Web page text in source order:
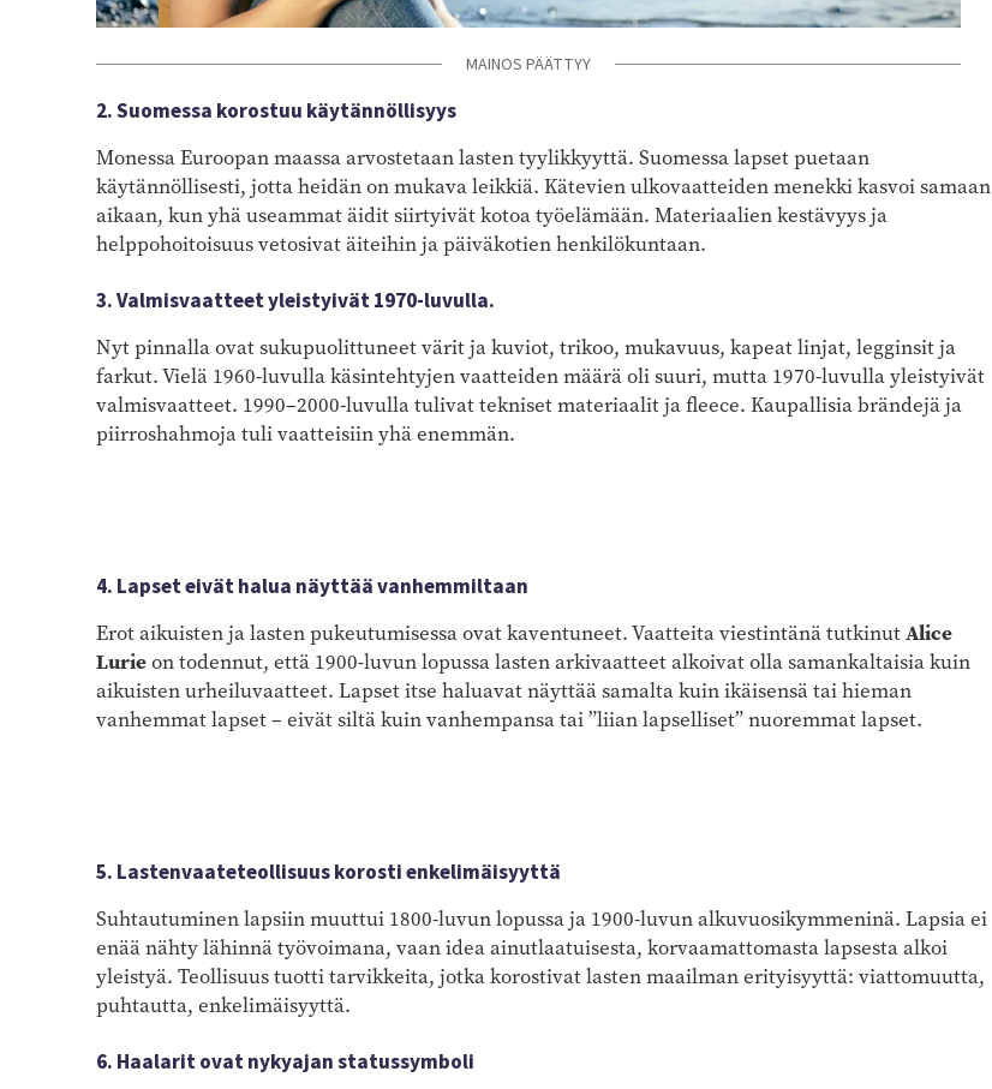
MAINOS PÄÄTTYY
2. Suomessa korostuu käytännöllisyys
Monessa Euroopan maassa arvostetaan lasten tyylikkyyttä. Suomessa lapset puetaan
käytännöllisesti, jotta heidän on mukava leikkiä. Kätevien ulkovaatteiden menekki kasvoi samaan
aikaan, kun yhä useammat äidit siirtyivät kotoa työelämään. Materiaalien kestävyys ja
helppohoitoisuus vetosivat äiteihin ja päiväkotien henkilökuntaan.
3. Valmisvaatteet yleistyivät 1970-luvulla.
Nyt pinnalla ovat sukupuolittuneet värit ja kuviot, trikoo, mukavuus, kapeat linjat, legginsit ja
farkut. Vielä 1960-luvulla käsintehtyjen vaatteiden määrä oli suuri, mutta 1970-luvulla yleistyivät
valmisvaatteet. 1990–2000-luvulla tulivat tekniset materiaalit ja fleece. Kaupallisia brändejä ja
piirroshahmoja tuli vaatteisiin yhä enemmän.
4. Lapset eivät halua näyttää vanhemmiltaan
Erot aikuisten ja lasten pukeutumisessa ovat kaventuneet. Vaatteita viestintänä tutkinutAlice
Lurieon todennut, että 1900-luvun lopussa lasten arkivaatteet alkoivat olla samankaltaisia kuin
aikuisten urheiluvaatteet. Lapset itse haluavat näyttää samalta kuin ikäisensä tai hieman
vanhemmat lapset – eivät siltä kuin vanhempansa tai ”liian lapselliset” nuoremmat lapset.
5. Lastenvaateteollisuus korosti enkelimäisyyttä
Suhtautuminen lapsiin muuttui 1800-luvun lopussa ja 1900-luvun alkuvuosikymmeninä. Lapsia ei
enää nähty lähinnä työvoimana, vaan idea ainutlaatuisesta, korvaamattomasta lapsesta alkoi
yleistyä. Teollisuus tuotti tarvikkeita, jotka korostivat lasten maailman erityisyyttä: viattomuutta,
puhtautta, enkelimäisyyttä.
6. Haalarit ovat nykyajan statussymboli